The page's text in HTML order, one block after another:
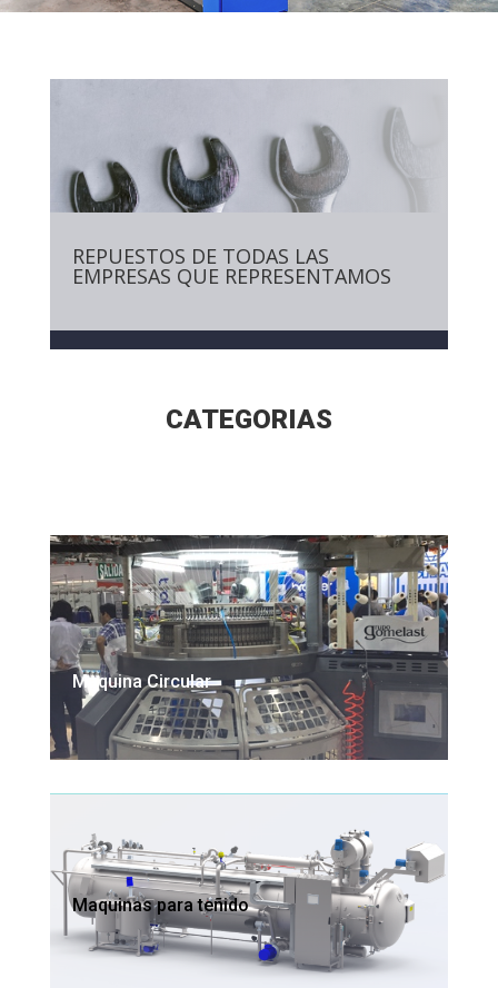
REPUESTOS DE TODAS LAS
EMPRESAS QUE REPRESENTAMOS
CATEGORIAS
Maquina Circular
Maquinas para teñido